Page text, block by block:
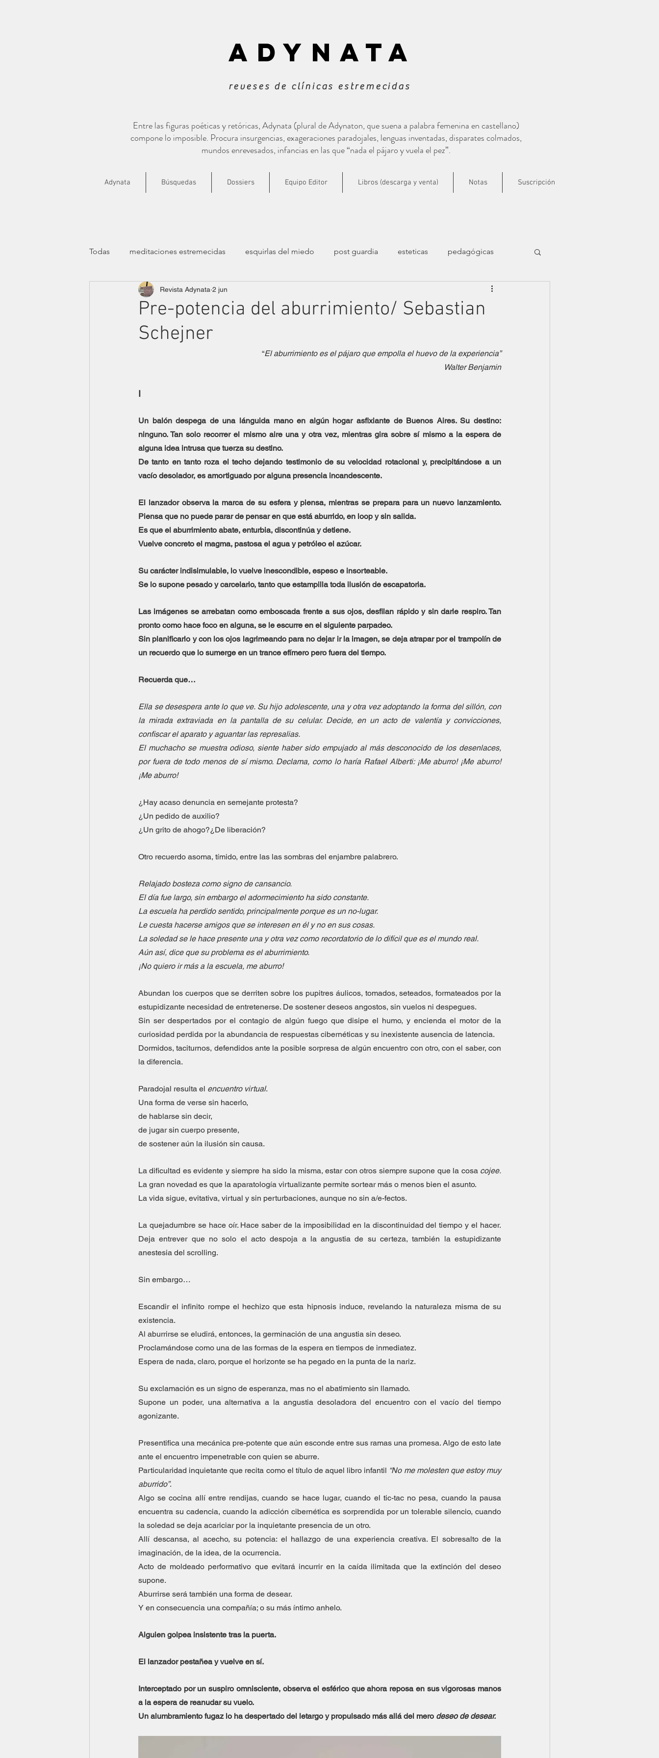
ADYNATa
reveses de clínicas estremecidas
Todas meditaciones estremecidas esquirlas del miedo post guardia esteticas pedagógicas
manifiestos efemérides
transfeminismos clínicas
Dossier Orillas
Pre-potencia del aburrimiento/ Sebastian
Schejner
Revista Adynata 2 jun
“El aburrimiento es el pájaro que empolla el huevo de la experiencia”
Walter Benjamin
I
Un balón despega de una lánguida mano en algún hogar asfixiante de Buenos Aires. Su destino:
ninguno. Tan solo recorrer el mismo aire una y otra vez, mientras gira sobre sí mismo a la espera de
alguna idea intrusa que tuerza su destino.
De tanto en tanto roza el techo dejando testimonio de su velocidad rotacional y, precipitándose a un
vacío desolador, es amortiguado por alguna presencia incandescente.
El lanzador observa la marca de su esfera y piensa, mientras se prepara para un nuevo lanzamiento.
Piensa que no puede parar de pensar en que está aburrido, en loop y sin salida.
Es que el aburrimiento abate, enturbia, discontinúa y detiene.
Vuelve concreto el magma, pastosa el agua y petróleo el azúcar.
Su carácter indisimulable, lo vuelve inescondible, espeso e insorteable.
Se lo supone pesado y carcelario, tanto que estampilla toda ilusión de escapatoria.
Las imágenes se arrebatan como emboscada frente a sus ojos, desfilan rápido y sin darle respiro. Tan
pronto como hace foco en alguna, se le escurre en el siguiente parpadeo.
Sin planificarlo y con los ojos lagrimeando para no dejar ir la imagen, se deja atrapar por el trampolín de
un recuerdo que lo sumerge en un trance efímero pero fuera del tiempo.
Recuerda que…
Ella se desespera ante lo que ve. Su hijo adolescente, una y otra vez adoptando la forma del sillón, con
la mirada extraviada en la pantalla de su celular. Decide, en un acto de valentía y convicciones,
confiscar el aparato y aguantar las represalias.
El muchacho se muestra odioso, siente haber sido empujado al más desconocido de los desenlaces,
por fuera de todo menos de sí mismo. Declama, como lo haría Rafael Alberti: ¡Me aburro! ¡Me aburro!
¡Me aburro!
¿Hay acaso denuncia en semejante protesta?
¿Un pedido de auxilio?
¿Un grito de ahogo?¿De liberación?
Otro recuerdo asoma, tímido, entre las las sombras del enjambre palabrero.
Relajado bosteza como signo de cansancio.
El día fue largo, sin embargo el adormecimiento ha sido constante.
La escuela ha perdido sentido, principalmente porque es un no-lugar.
Le cuesta hacerse amigos que se interesen en él y no en sus cosas.
La soledad se le hace presente una y otra vez como recordatorio de lo difícil que es el mundo real.
Aún así, dice que su problema es el aburrimiento.
¡No quiero ir más a la escuela, me aburro!
Abundan los cuerpos que se derriten sobre los pupitres áulicos, tomados, seteados, formateados por la
estupidizante necesidad de entretenerse. De sostener deseos angostos, sin vuelos ni despegues.
Sin ser despertados por el contagio de algún fuego que disipe el humo, y encienda el motor de la
curiosidad perdida por la abundancia de respuestas cibernéticas y su inexistente ausencia de latencia.
Dormidos, taciturnos, defendidos ante la posible sorpresa de algún encuentro con otro, con el saber, con
la diferencia.
Paradojal resulta el encuentro virtual.
Una forma de verse sin hacerlo,
de hablarse sin decir,
de jugar sin cuerpo presente,
de sostener aún la ilusión sin causa.
La dificultad es evidente y siempre ha sido la misma, estar con otros siempre supone que la cosa
La gran novedad es que la aparatología virtualizante permite sortear más o menos bien el asunto.
La vida sigue, evitativa, virtual y sin perturbaciones, aunque no sin a/e-fectos.
La quejadumbre se hace oír. Hace saber de la imposibilidad en la discontinuidad del tiempo y el hacer.
Deja entrever que no solo el acto despoja a la angustia de su certeza, también la estupidizante
anestesia del scrolling.
Sin embargo…
Escandir el infinito rompe el hechizo que esta hipnosis induce, revelando la naturaleza misma de su
existencia.
Al aburrirse se eludirá, entonces, la germinación de una angustia sin deseo.
Proclamándose como una de las formas de la espera en tiempos de inmediatez.
Espera de nada, claro, porque el horizonte se ha pegado en la punta de la nariz.
Su exclamación es un signo de esperanza, mas no el abatimiento sin llamado.
Supone un poder, una alternativa a la angustia desoladora del encuentro con el vacío del tiempo
agonizante.
Presentifica una mecánica pre-potente que aún esconde entre sus ramas una promesa. Algo de esto late
ante el encuentro impenetrable con quien se aburre.
Particularidad inquietante que recita como el título de aquel libro infantil “No me molesten que estoy muy
aburrido”.
Algo se cocina allí entre rendijas, cuando se hace lugar, cuando el tic-tac no pesa, cuando la pausa
encuentra su cadencia, cuando la adicción cibernética es sorprendida por un tolerable silencio, cuando
la soledad se deja acariciar por la inquietante presencia de un otro.
Allí descansa, al acecho, su potencia: el hallazgo de una experiencia creativa. El sobresalto de la
imaginación, de la idea, de la ocurrencia.
Acto de moldeado performativo que evitará incurrir en la caída ilimitada que la extinción del deseo
supone.
Aburrirse será también una forma de desear.
Y en consecuencia una compañía; o su más íntimo anhelo.
Alguien golpea insistente tras la puerta.
El lanzador pestañea y vuelve en sí.
Interceptado por un suspiro omnisciente, observa el esférico que ahora reposa en sus vigorosas manos
a la espera de reanudar su vuelo.
Un alumbramiento fugaz lo ha despertado del letargo y propulsado más allá del mero deseo de desear.
Adynata Búsquedas Dossiers Equipo Editor Libros (descarga y venta) Notas Suscripción
Entre las figuras poéticas y retóricas, Adynata (plural de Adynaton, que suena a palabra femenina en castellano)
compone lo imposible. Procura insurgencias, exageraciones paradojales, lenguas inventadas, disparates colmados,
mundos enrevesados, infancias en las que “nada el pájaro y vuela el pez”.